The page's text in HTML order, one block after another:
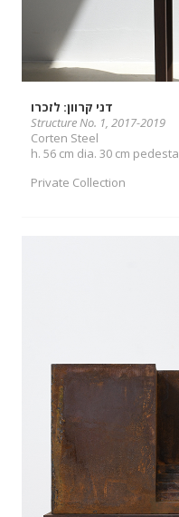
דני קרוון: לזכרו
Structure No. 1, 2017-2019
Corten Steel
h. 56 cm dia. 30 cm
Private Collection